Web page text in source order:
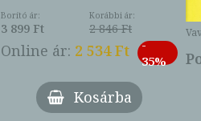
Borító ár:
3 899 Ft
Korábbi ár:
2 846 Ft
Online ár: 2 534 Ft
-
35%
Kosárba